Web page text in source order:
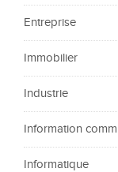
Entreprise
Immobilier
Industrie
Information
Informatique